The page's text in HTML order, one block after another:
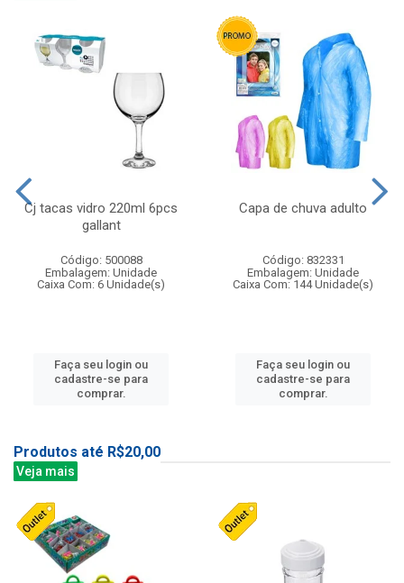
Cj tacas vidro 220ml 6pcs
gallant
Código: 500088
Embalagem: Unidade
Caixa Com: 6 Unidade(s)
Faça seu login ou
cadastre-se para
comprar.
Capa de chuva adulto
Código: 832331
Embalagem: Unidade
Caixa Com: 144 Unidade(s)
Faça seu login ou
cadastre-se para
comprar.
Produtos até R$20,00
Veja mais